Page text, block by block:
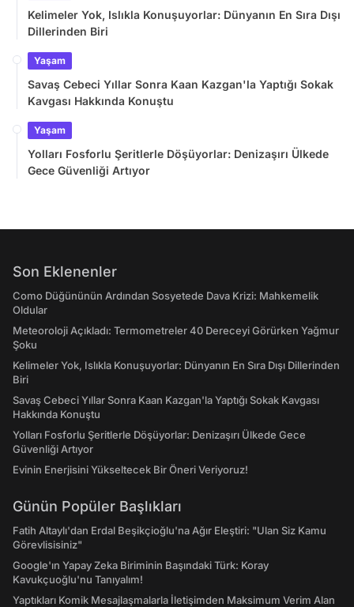
Kelimeler Yok, Islıkla Konuşuyorlar: Dünyanın En Sıra Dışı
Dillerinden Biri
Yaşam
Savaş Cebeci Yıllar Sonra Kaan Kazgan'la Yaptığı Sokak
Kavgası Hakkında Konuştu
Yaşam
Yolları Fosforlu Şeritlerle Döşüyorlar: Denizaşırı Ülkede
Gece Güvenliği Artıyor
Son Eklenenler
Como Düğününün Ardından Sosyetede Dava Krizi: Mahkemelik
Oldular
Meteoroloji Açıkladı: Termometreler 40 Dereceyi Görürken Yağmur
Şoku
Kelimeler Yok, Islıkla Konuşuyorlar: Dünyanın En Sıra Dışı Dillerinden
Biri
Savaş Cebeci Yıllar Sonra Kaan Kazgan'la Yaptığı Sokak Kavgası
Hakkında Konuştu
Yolları Fosforlu Şeritlerle Döşüyorlar: Denizaşırı Ülkede Gece
Güvenliği Artıyor
Evinin Enerjisini Yükseltecek Bir Öneri Veriyoruz!
Günün Popüler Başlıkları
Fatih Altaylı'dan Erdal Beşikçioğlu'na Ağır Eleştiri: "Ulan Siz Kamu
Görevlisisiniz"
Google'ın Yapay Zeka Biriminin Başındaki Türk: Koray
Kavukçuoğlu'nu Tanıyalım!
Yaptıkları Komik Mesajlaşmalarla İletişimden Maksimum Verim Alan